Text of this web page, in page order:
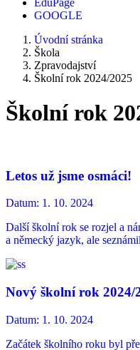
EduPage
GOOGLE
Úvodní stránka
Škola
Zpravodajství
Školní rok 2024/2025
Školní rok
Letos už jsme
Datum: 1. 10. 2024
Další školní rok se rozjel a
a německý jazyk, ale
Nový školní rok 2024/
Datum: 1. 10. 2024
Začátek školního roku byl